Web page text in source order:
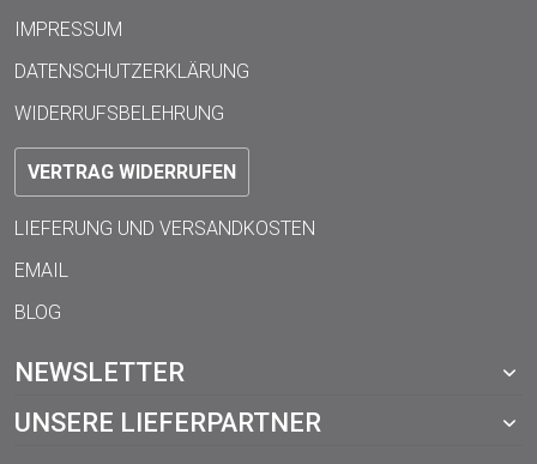
IMPRESSUM
DATENSCHUTZERKLÄRUNG
WIDERRUFSBELEHRUNG
VERTRAG WIDERRUFEN
LIEFERUNG UND VERSANDKOSTEN
EMAIL
BLOG
NEWSLETTER
UNSERE LIEFERPARTNER